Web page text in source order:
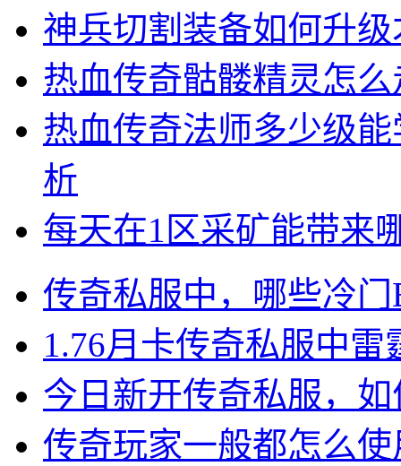
神兵切割装备如何升
热血传奇骷髅精灵怎
热血传奇法师多少级
析
每天在1区采矿能带来
传奇私服中，哪些冷
1.76月卡传奇私服中
今日新开传奇私服，
传奇玩家一般都怎么